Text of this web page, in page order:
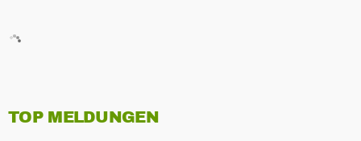
TOP MELDUNGEN